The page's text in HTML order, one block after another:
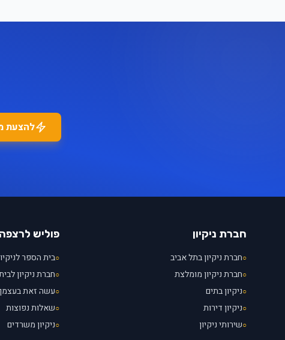
להצעת
חברת ניקיון
○חברת ניקיון בתל אביב
○חברת ניקיון מומלצת
○ניקיון בתים
○ניקיון דירות
○שירותי ניקיון
פוליש לרצפה
○בית הספר
○חברת ניקיון
○עשה זאת
○שאלות נפוצות
○ניקיון משרדים